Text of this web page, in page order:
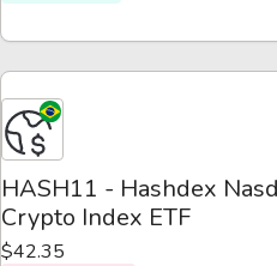
HASH11 - Hashdex
Crypto Index ETF
$42.35